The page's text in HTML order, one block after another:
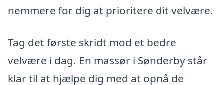
nemmere for dig at prioritere dit velvære.
Tag det første skridt mod et bedre
velvære i dag. En massør i Sønderby står
klar til at hjælpe dig med at opnå de